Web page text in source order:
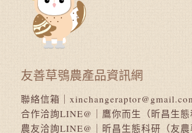
友善草鴞農產品資訊網
聯絡信箱｜
合作洽詢LINE@｜ 鷹你而生（昕昌生態
農友洽詢LINE@｜ 昕昌生態科研（友農